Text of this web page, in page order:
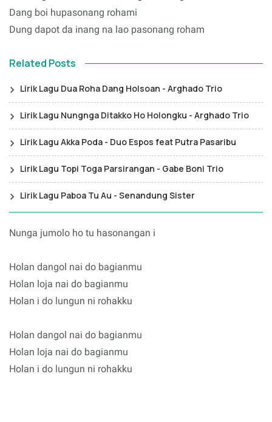
Dang boi hupasonang rohami
Dung dapot da inang na lao pasonang roham
Related Posts
Lirik Lagu Dua Roha Dang Holsoan - Arghado Trio
Lirik Lagu Nungnga Ditakko Ho Holongku - Arghado Trio
Lirik Lagu Akka Poda - Duo Espos feat Putra Pasaribu
Lirik Lagu Topi Toga Parsirangan - Gabe Boni Trio
Lirik Lagu Paboa Tu Au - Senandung Sister
Nunga jumolo ho tu hasonangan i
Holan dangol nai do bagianmu
Holan loja nai do bagianmu
Holan i do lungun ni rohakku
Holan dangol nai do bagianmu
Holan loja nai do bagianmu
Holan i do lungun ni rohakku